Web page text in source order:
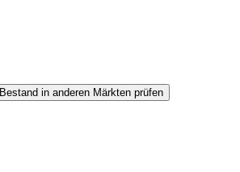
Bestand in anderen Märkten prüfen